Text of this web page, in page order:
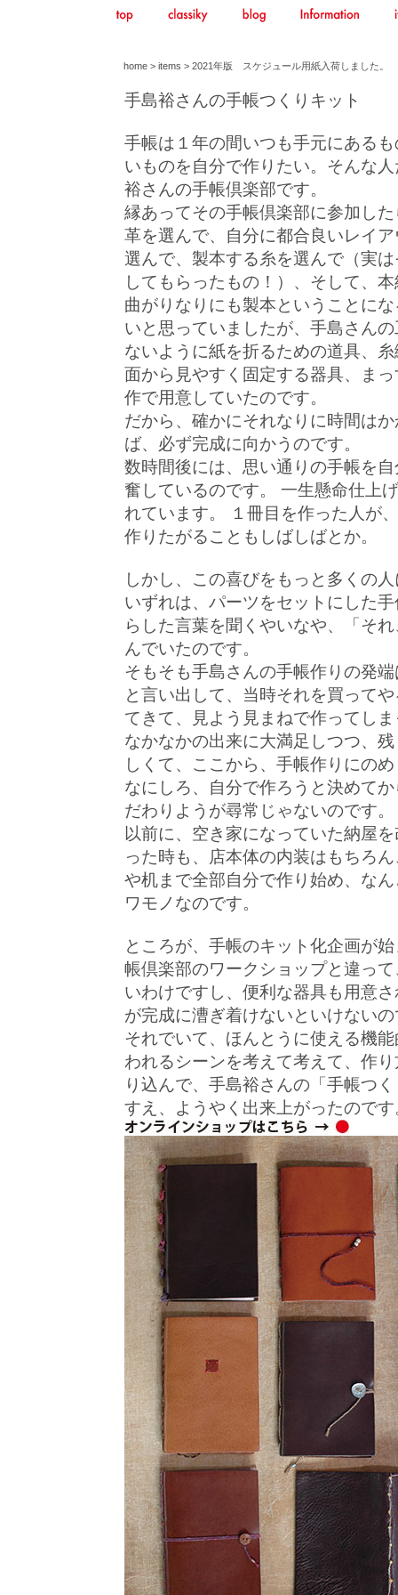
home > items > 2021年版 スケジュール用紙入荷しました。
手島裕さんの手帳つくりキット
手帳は１年の間いつも手元にある
いものを自分で作りたい。そんな
裕さんの手帳倶楽部です。
縁あってその手帳倶楽部に参加し
革を選んで、自分に都合良いレイ
選んで、製本する糸を選んで（実
してもらったもの！）、そして、
曲がりなりにも製本ということに
いと思っていましたが、手島さん
ないように紙を折るための道具、
面から見やすく固定する器具、ま
作で用意していたのです。
だから、確かにそれなりに時間は
ば、必ず完成に向かうのです。
数時間後には、思い通りの手帳を
奮しているのです。 一生懸命仕上
れています。 １冊目を作った人が
作りたがることもしばしばとか。
しかし、この喜びをもっと多くの
いずれは、パーツをセットにした
らした言葉を聞くやいなや、「そ
んでいたのです。
そもそも手島さんの手帳作りの発
と言い出して、当時それを買って
てきて、見よう見まねで作ってし
なかなかの出来に大満足しつつ、
しくて、ここから、手帳作りにの
なにしろ、自分で作ろうと決めて
だわりようが尋常じゃないのです。
以前に、空き家になっていた納屋
った時も、店本体の内装はもちろ
や机まで全部自分で作り始め、な
ワモノなのです。
ところが、手帳のキット化企画が
帳倶楽部のワークショップと違っ
いわけですし、便利な器具も用意
が完成に漕ぎ着けないといけない
それでいて、ほんとうに使える機
われるシーンを考えて考えて、作
り込んで、手島裕さんの「手帳つ
すえ、ようやく出来上がったのです